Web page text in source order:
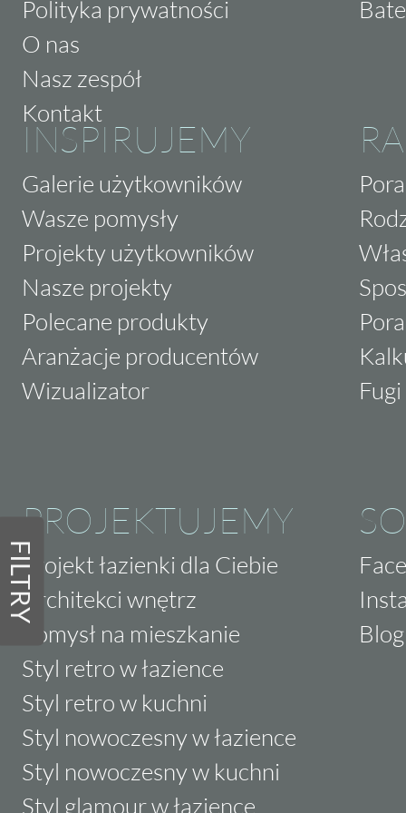
FILTRY
Polityka prywatności
O nas
Nasz zespół
Kontakt
INSPIRUJEMY
Galerie użytkowników
Wasze pomysły
Projekty użytkowników
Nasze projekty
Polecane produkty
Aranżacje producentów
Wizualizator
PROJEKTUJEMY
Projekt łazienki dla Ciebie
Architekci wnętrz
Pomysł na mieszkanie
Styl retro w łazience
Styl retro w kuchni
Styl nowoczesny w łazience
Styl nowoczesny w kuchni
Styl glamour w łazience
Blog